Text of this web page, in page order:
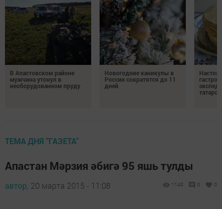
В Апастовском районе
мужчина утонул в
необорудованном пруду
Новогодние каникулы в
России сократятся до 11
дней
ТЕМА ДНЯ "ГАЗЕТА"
Апастан Мәрзия әбигә 95 яшь тулды
автор, 20 марта 2015 - 11:08 1140 0 0